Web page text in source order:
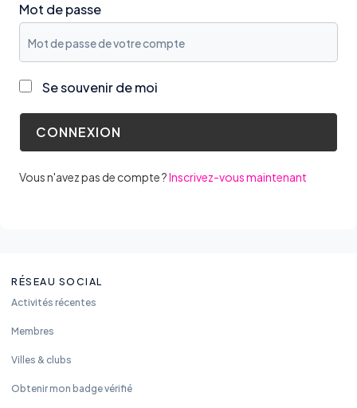
Mot de passe
Se souvenir de moi
Vous n'avez pas de compte ?Inscrivez-vous maintenant
RÉSEAU SOCIAL
Activités récentes
Membres
Villes & clubs
Obtenir mon badge vérifié